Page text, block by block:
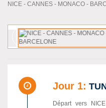
NICE - CANNES - MONACO -
Jour 1:
Départ vers